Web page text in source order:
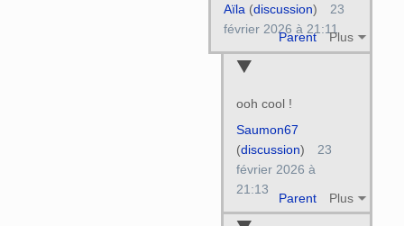
Parent Plus
Aïla (discussion)
23
février 2026 à 21:11
ooh cool !
Parent Plus
Saumon67
(discussion)
23
février 2026 à
21:13